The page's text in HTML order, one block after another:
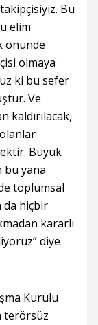
Bu
elim
önünde
olmaya
ki bu sefer
Ve
kaldırılacak,
Büyük
bu yana
toplumsal
da hiçbir
kararlı
diye
Kurulu
terörsüz